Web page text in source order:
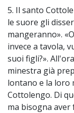
5. Il santo
le suore gli
mangeranno».
invece a tavola,
suoi figli?».
minestra già
lontano e la loro
Cottolengo. Di
ma bisogna aver